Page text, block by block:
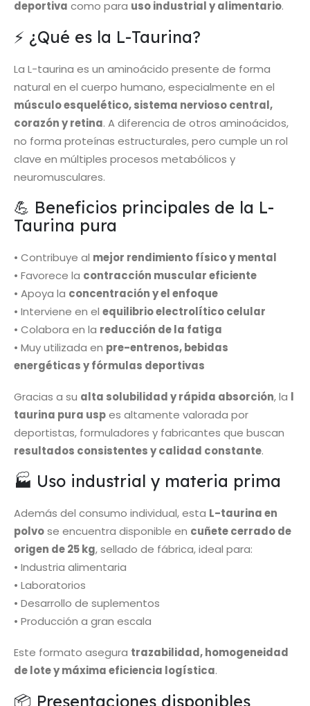
deportiva como para uso industrial y alimentario.
⚡ ¿Qué es la L-Taurina?
La L-taurina es un aminoácido presente de forma
natural en el cuerpo humano, especialmente en el
músculo esquelético, sistema nervioso central,
corazón y retina. A diferencia de otros aminoácidos,
no forma proteínas estructurales, pero cumple un rol
clave en múltiples procesos metabólicos y
neuromusculares.
💪 Beneficios principales de la L-
Taurina pura
• Contribuye al mejor rendimiento físico y mental
• Favorece la contracción muscular eficiente
• Apoya la concentración y el enfoque
• Interviene en el equilibrio electrolítico celular
• Colabora en la reducción de la fatiga
• Muy utilizada en pre-entrenos, bebidas
energéticas y fórmulas deportivas
Gracias a su alta solubilidad y rápida absorción, la l
taurina pura uspes altamente valorada por
deportistas, formuladores y fabricantes que buscan
resultados consistentes y calidad constante.
🏭 Uso industrial y materia prima
Además del consumo individual, esta L-taurina en
polvose encuentra disponible en cuñete cerrado de
origen de 25 kg, sellado de fábrica, ideal para:
• Industria alimentaria
• Laboratorios
• Desarrollo de suplementos
• Producción a gran escala
Este formato asegura trazabilidad, homogeneidad
de lote y máxima eficiencia logística.
📦 Presentaciones disponibles